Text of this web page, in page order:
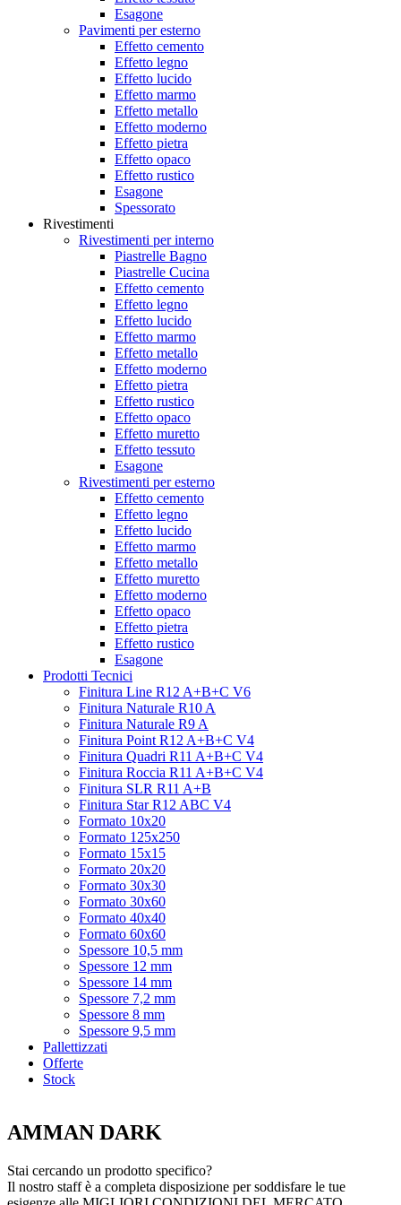
Esagone
Pavimenti per esterno
Effetto cemento
Effetto legno
Effetto lucido
Effetto marmo
Effetto metallo
Effetto moderno
Effetto pietra
Effetto opaco
Effetto rustico
Esagone
Spessorato
Rivestimenti
Rivestimenti per interno
Piastrelle Bagno
Piastrelle Cucina
Effetto cemento
Effetto legno
Effetto lucido
Effetto marmo
Effetto metallo
Effetto moderno
Effetto pietra
Effetto rustico
Effetto opaco
Effetto muretto
Effetto tessuto
Esagone
Rivestimenti per esterno
Effetto cemento
Effetto legno
Effetto lucido
Effetto marmo
Effetto metallo
Effetto muretto
Effetto moderno
Effetto opaco
Effetto pietra
Effetto rustico
Esagone
Prodotti Tecnici
Finitura Line R12 A+B+C V6
Finitura Naturale R10 A
Finitura Naturale R9 A
Finitura Point R12 A+B+C V4
Finitura Quadri R11 A+B+C V4
Finitura Roccia R11 A+B+C V4
Finitura SLR R11 A+B
Finitura Star R12 ABC V4
Formato 10x20
Formato 125x250
Formato 15x15
Formato 20x20
Formato 30x30
Formato 30x60
Formato 40x40
Formato 60x60
Spessore 10,5 mm
Spessore 12 mm
Spessore 14 mm
Spessore 7,2 mm
Spessore 8 mm
Spessore 9,5 mm
Pallettizzati
Offerte
Stock
AMMAN DARK
Stai cercando un prodotto specifico?
Il nostro staff è a completa disposizione per soddisfare le tue